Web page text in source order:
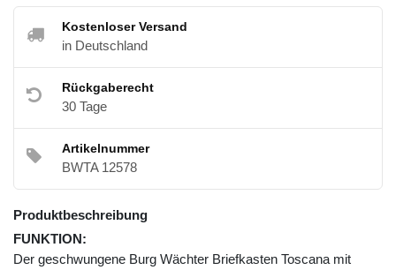
Kostenloser Versand
in Deutschland
Rückgaberecht
30 Tage
Artikelnummer
BWTA 12578
Produktbeschreibung
FUNKTION:
Der geschwungene Burg Wächter Briefkasten Toscana mit